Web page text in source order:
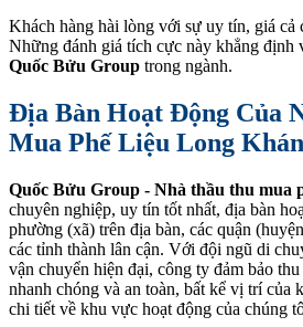
Khách hàng hài lòng với sự uy tín, giá cả
Những đánh giá tích cực này khẳng định
Quốc Bửu Group trong ngành.
Địa Bàn Hoạt Động Của
Mua Phế Liệu Long
Quốc Bửu Group - Nhà thầu thu mua
chuyên nghiệp, uy tín tốt nhất, địa bàn
phường (xã) trên địa bàn, các quận
các tỉnh thành lân cận. Với đội ngũ di
vận chuyển hiện đại, công ty đảm bảo
nhanh chóng và an toàn, bất kể vị trí của
chi tiết về khu vực hoạt động của chúng